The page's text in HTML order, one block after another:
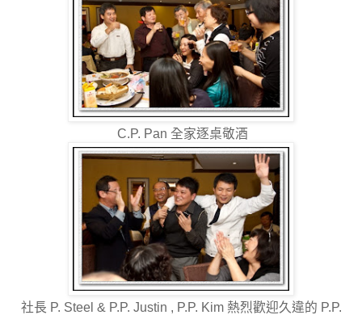
C.P. Pan 全家逐桌敬酒
社長 P. Steel & P.P. Justin , P.P. Kim 熱烈歡迎久違的 P.P.